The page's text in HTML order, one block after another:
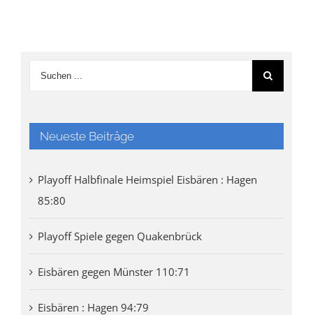
Neueste Beiträge
Playoff Halbfinale Heimspiel Eisbären : Hagen
85:80
Playoff Spiele gegen Quakenbrück
Eisbären gegen Münster 110:71
Eisbären : Hagen 94:79